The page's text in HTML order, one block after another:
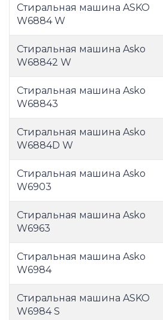
Стиральная машина ASKO
W6884 W
Стиральная машина Asko
W68842 W
Стиральная машина Asko
W68843
Стиральная машина Asko
W6884D W
Стиральная машина Asko
W6903
Стиральная машина Asko
W6963
Стиральная машина Asko
W6984
Стиральная машина ASKO
W6984 S